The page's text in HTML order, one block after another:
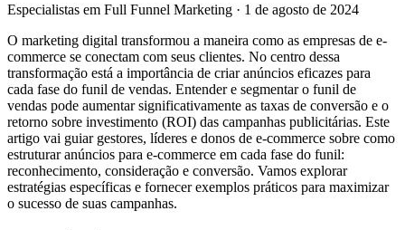
Especialistas em Full Funnel Marketing · 1 de agosto de 2024
O marketing digital transformou a maneira como as empresas de e-
commerce se conectam com seus clientes. No centro dessa
transformação está a importância de criar anúncios eficazes para
cada fase do funil de vendas. Entender e segmentar o funil de
vendas pode aumentar significativamente as taxas de conversão e o
retorno sobre investimento (ROI) das campanhas publicitárias. Este
artigo vai guiar gestores, líderes e donos de e-commerce sobre como
estruturar anúncios para e-commerce em cada fase do funil:
reconhecimento, consideração e conversão. Vamos explorar
estratégias específicas e fornecer exemplos práticos para maximizar
o sucesso de suas campanhas.